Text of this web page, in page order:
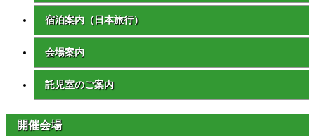
宿泊案内（日本旅行）
会場案内
託児室のご案内
開催会場